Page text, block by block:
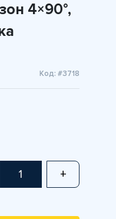
4×90°,
Код: #3718
+